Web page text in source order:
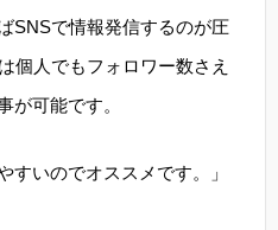
SNSで情報発信するのが圧
個人でもフォロワー数さえ
が可能です。
すいのでオススメです。」